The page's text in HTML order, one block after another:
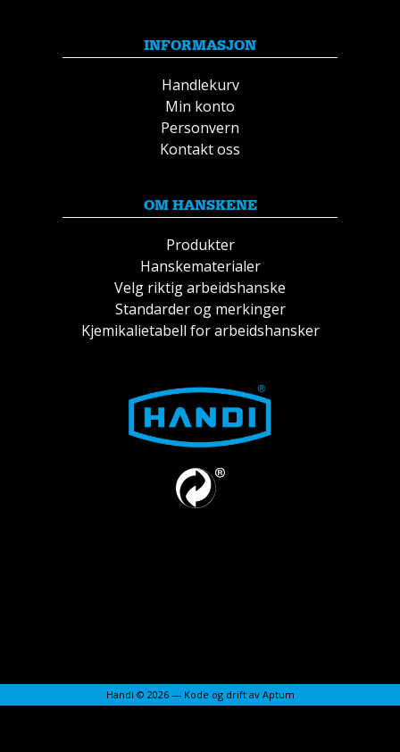
INFORMASJON
Handlekurv
Min konto
Personvern
Kontakt oss
OM HANSKENE
Produkter
Hanskematerialer
Velg riktig arbeidshanske
Standarder og merkinger
Kjemikalietabell for arbeidshansker
Handi © 2026 — Kode og drift av Aptum